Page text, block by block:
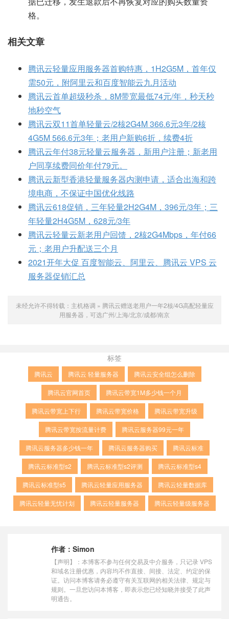
格。
相关文章
腾讯云轻量应用服务器首购特惠，1H2G5M，首年仅
需50元，附阿里云和百度智能云九月活动
腾讯云首单超级秒杀，8M带宽最低74元/年，秒天秒
地秒空气
腾讯云双11首单轻量云/2核2G4M 366.6元3年/2核
4G5M 566.6元3年；老用户新购6折，续费4折
腾讯云年付38元轻量云服务器，新用户注册；新老用
户同享续费同价年付79元。
腾讯云新型香港轻量服务器内测申请，适合出海和跨
境电商，不保证中国优化线路
腾讯云618促销，三年轻量2H2G4M，396元/3年；三
年轻量2H4G5M，628元/3年
腾讯云轻量云新老用户回馈，2核2G4Mbps，年付66
元；老用户升配送三个月
2021开年大促 百度智能云、阿里云、腾讯云 VPS 云
服务器促销汇总
未经允许不得转载： 主机格调 » 腾讯云赠送老用户一年2核/4G高配轻量应
用服务器，可选广州/上海/北京/成都/南京
标签
腾讯云 腾讯云 轻量服务器 腾讯云安全组怎么删除
腾讯云官网首页 腾讯云带宽1M多少钱一个月
腾讯云带宽上下行 腾讯云带宽价格 腾讯云带宽升级
腾讯云带宽按流量计费 腾讯云服务器99元一年
腾讯云服务器多少钱一年 腾讯云服务器购买 腾讯云标准
腾讯云标准型s2 腾讯云标准型s2评测 腾讯云标准型s4
腾讯云标准型s5 腾讯云轻量应用服务器 腾讯云轻量数据库
腾讯云轻量无忧计划 腾讯云轻量服务器 腾讯云轻量级服务器
作者： Simon
【声明】：本博客不参与任何交易及中介服务，只记录 VPS
和域名注册优惠，内容均不作直接、间接、法定、约定的保
证。访问本博客请务必遵守有关互联网的相关法律、规定与
规则。一旦您访问本博客，即表示您已经知晓并接受了此声
明通告。